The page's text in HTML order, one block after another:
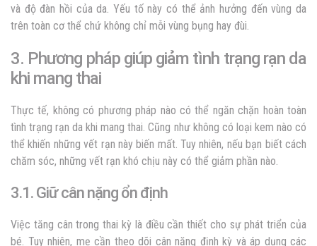
và độ đàn hồi của da. Yếu tố này có thể ảnh hưởng đến vùng da
trên toàn cơ thể chứ không chỉ mỗi vùng bụng hay đùi.
3. Phương pháp giúp giảm tình trạng rạn da
khi mang thai
Thực tế, không có phương pháp nào có thể ngăn chặn hoàn toàn
tình trạng rạn da khi mang thai. Cũng như không có loại kem nào có
thể khiến những vết rạn này biến mất. Tuy nhiên, nếu bạn biết cách
chăm sóc, những vết rạn khó chịu này có thể giảm phần nào.
3.1. Giữ cân nặng ổn định
Việc tăng cân trong thai kỳ là điều cần thiết cho sự phát triển của
bé. Tuy nhiên, mẹ cần theo dõi cân nặng định kỳ và áp dụng các